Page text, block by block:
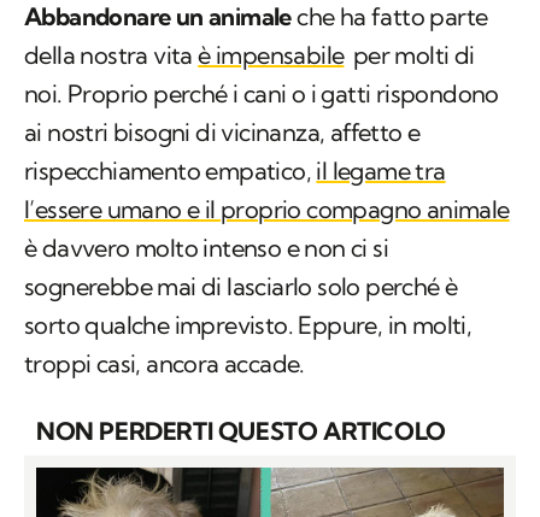
Abbandonare un animaleche ha fatto parte
della nostra vitaè impensabile per molti di
noi. Proprio perché i cani o i gatti rispondono
ai nostri bisogni di vicinanza, affetto e
rispecchiamento empatico, il legame tra
l’essere umano e il proprio compagno animale
è davvero molto intenso e non ci si
sognerebbe mai di lasciarlo solo perché è
sorto qualche imprevisto. Eppure, in molti,
troppi casi, ancora accade.
NON PERDERTI QUESTO ARTICOLO